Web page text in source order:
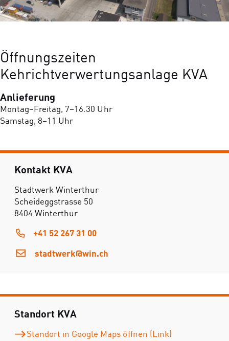
Öffnungszeiten
Kehrichtverwertungsanlage KVA
Anlieferung
Montag–Freitag, 7–16.30 Uhr
Samstag, 8–11 Uhr
Kontakt KVA
Stadtwerk Winterthur
Scheideggstrasse 50
8404 Winterthur
+41 52 267 31 00
stadtwerk@win.ch
Standort KVA
Standort in Google Maps öffnen (Link)